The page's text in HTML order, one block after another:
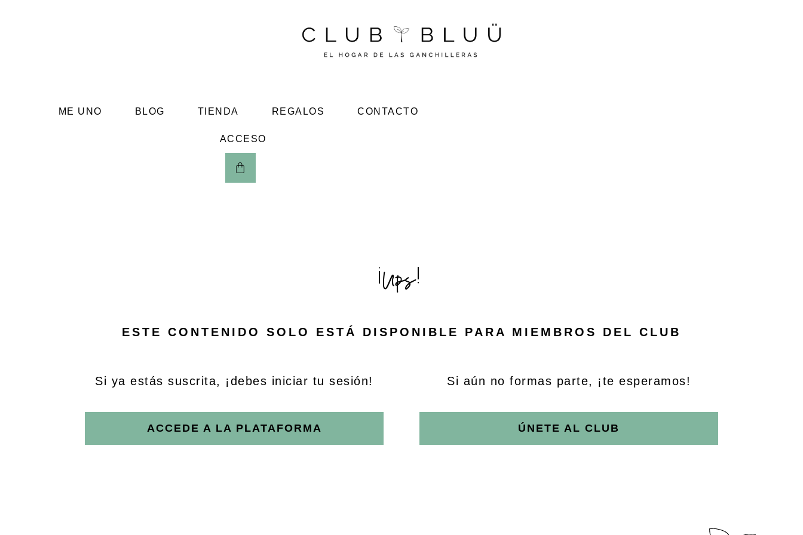
ME UNO BLOG TIENDA REGALOS CONTACTO
ACCESO
¡Ups!
ESTE CONTENIDO SOLO ESTÁ DISPONIBLE PARA MIEMBROS DEL CLUB
Si ya estás suscrita, ¡debes iniciar tu sesión!
ACCEDE A LA PLATAFORMA
Si aún no formas parte, ¡te esperamos!
ÚNETE AL CLUB